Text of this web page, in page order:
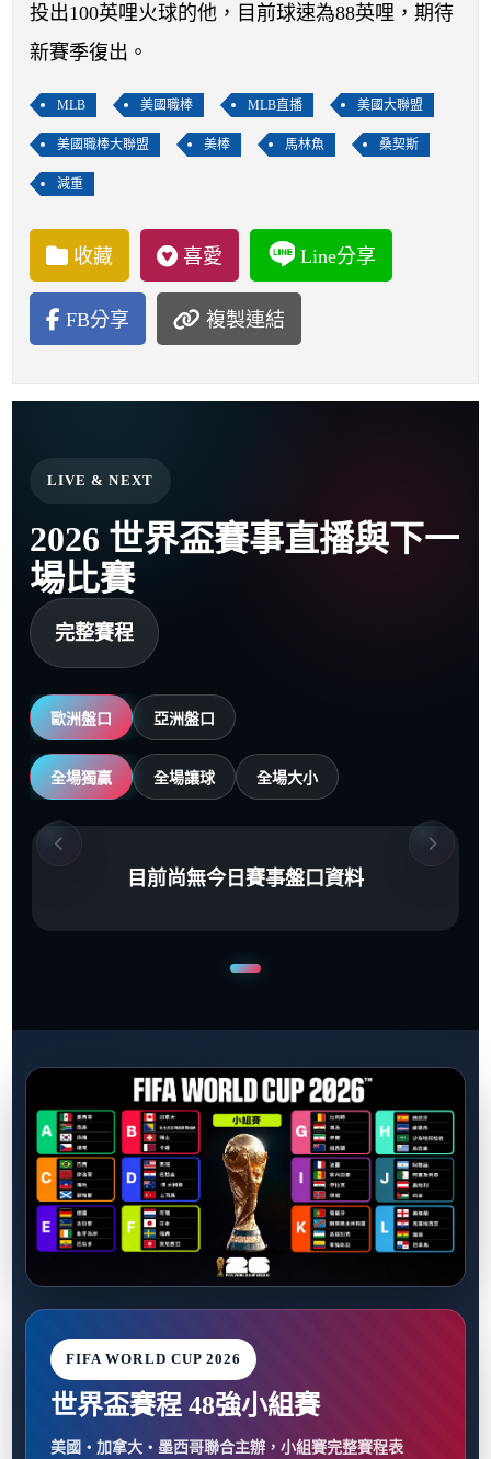
投出100英哩火球的他，目前球速為88英哩，期待
新賽季復出。
MLB 美國職棒 MLB直播 美國大聯盟
美國職棒大聯盟 美棒 馬林魚 桑契斯
減重
收藏 喜愛 Line分享
FB分享 複製連結
LIVE & NEXT
2026 世界盃賽事直播與下一
場比賽
完整賽程
歐洲盤口 亞洲盤口
全場獨贏 全場讓球 全場大小
目前尚無今日賽事盤口資料
FIFA WORLD CUP 2026
世界盃賽程 48強小組賽
美國・加拿大・墨西哥聯合主辦，小組賽完整賽程表